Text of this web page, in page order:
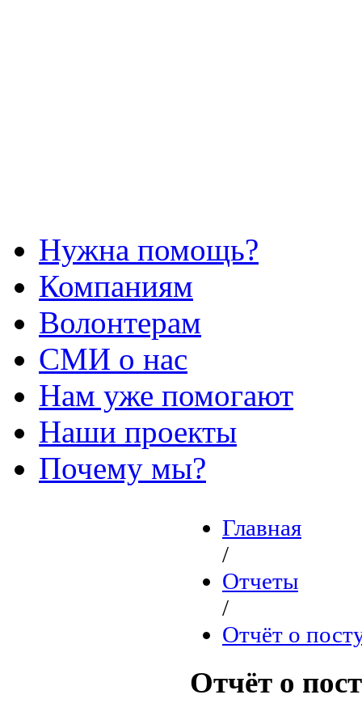
Нужна помощь?
Компаниям
Волонтерам
СМИ о нас
Нам уже помогают
Наши проекты
Почему мы?
Главная
/
Отчеты
/
Отчёт о
Отчёт о